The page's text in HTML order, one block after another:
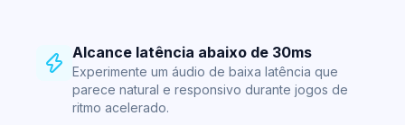
Alcance latência abaixo de 30ms
Experimente um áudio de baixa latência que
parece natural e responsivo durante jogos de
ritmo acelerado.